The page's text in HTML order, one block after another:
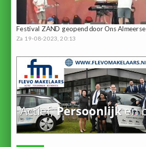
Festival ZAND geopend door Ons
Za 19-08-2023, 20:13